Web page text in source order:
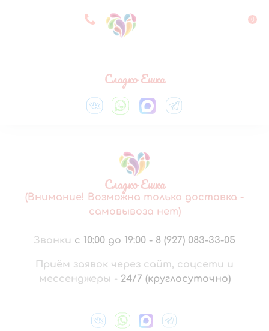
8 927 083 33 05 0
Сладко Ешка
Сладко Ешка
(Внимание! Возможна только доставка -
самовывоза нет)
Звонки с 10:00 до 19:00 - 8 (927) 083-33-05
Приём заявок через сайт, соцсети и
мессенджеры - 24/7 (круглосуточно)